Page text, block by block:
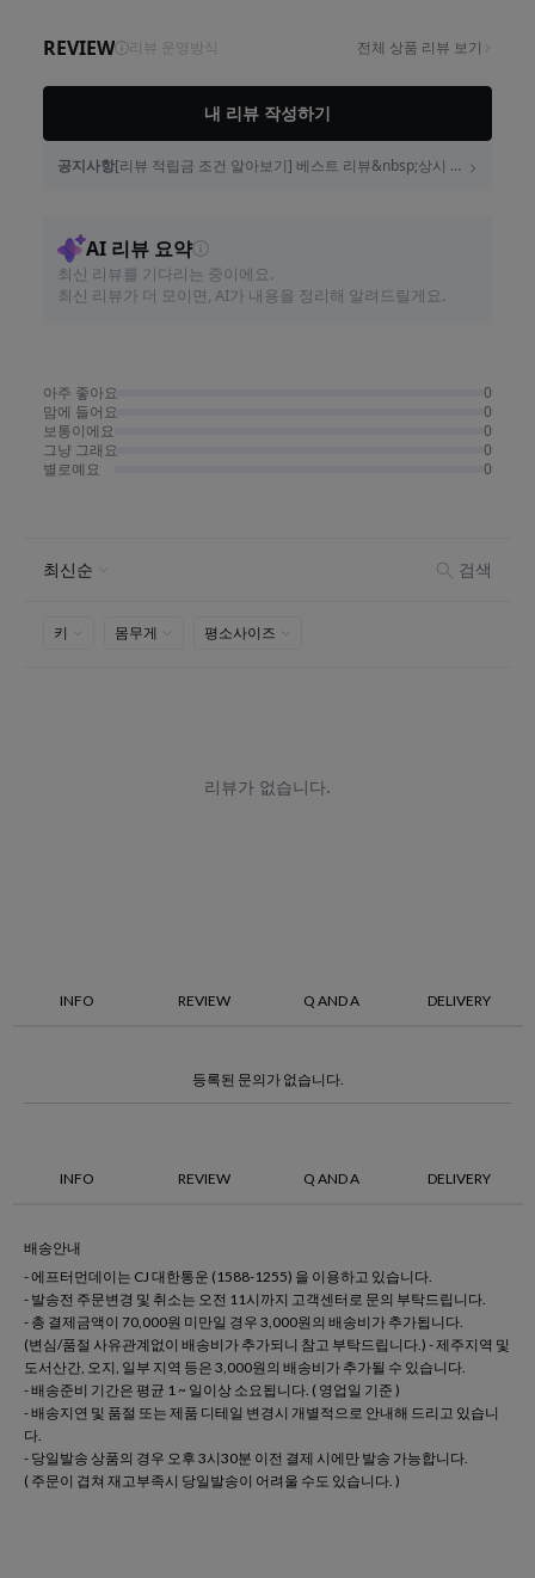
INFO REVIEW Q AND A DELIVERY
등록된 문의가 없습니다.
INFO REVIEW Q AND A DELIVERY
배송안내
- 에프터먼데이는 CJ 대한통운 (1588-1255) 을 이용하고 있습니다.
- 발송전 주문변경 및 취소는 오전 11시까지 고객센터로 문의 부탁드립니다.
- 총 결제금액이 70,000원 미만일 경우 3,000원의 배송비가 추가됩니다.
(변심/품절 사유관계없이 배송비가 추가되니 참고 부탁드립니다.) - 제주지역 및
도서산간, 오지, 일부 지역 등은 3,000원의 배송비가 추가될 수 있습니다.
- 배송준비 기간은 평균 1 ~ 일이상 소요됩니다. ( 영업일 기준 )
- 배송지연 및 품절 또는 제품 디테일 변경시 개별적으로 안내해 드리고 있습니
다.
- 당일발송 상품의 경우 오후 3시30분 이전 결제 시에만 발송 가능합니다.
( 주문이 겹쳐 재고부족시 당일발송이 어려울 수도 있습니다. )